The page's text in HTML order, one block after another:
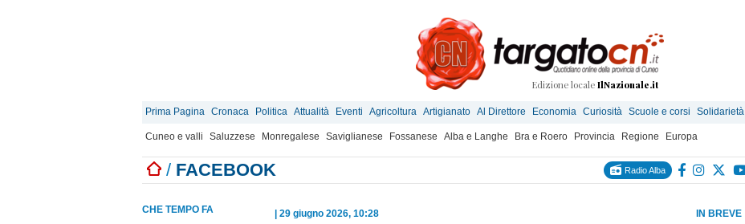
Edizione locale IlNazionale.it
Prima Pagina Cronaca Politica Attualità Eventi Agricoltura Artigianato Al Direttore Economia Curiosità Scuole e corsi Solidarietà
Cuneo e valli Saluzzese Monregalese Saviglianese Fossanese Alba e Langhe Bra e Roero Provincia Regione Europa
/ FACEBOOK Radio Alba
IN BREVE
CHE TEMPO FA 29 giugno 2026, 10:28